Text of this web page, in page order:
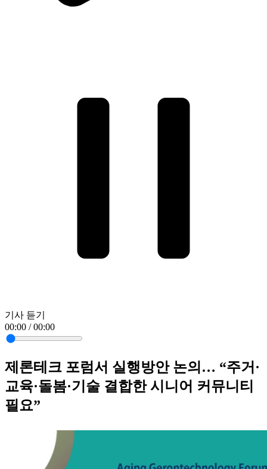
기사 듣기
00:00 / 00:00
제론테크 포럼서 실행방안 논의… “주거·
교육·돌봄·기술 결합한 시니어 커뮤니티
필요”